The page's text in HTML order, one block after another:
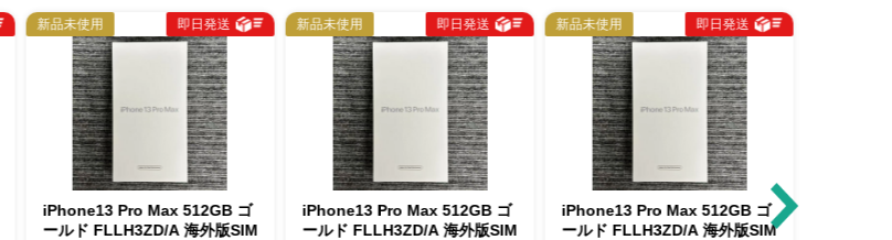
新品未使用 即日発送
iPhone13 Pro Max 512GB ゴ
ールド FLLH3ZD/A 海外版SIM
新品未使用 即日発送
iPhone13 Pro Max 512GB ゴ
ールド FLLH3ZD/A 海外版SIM
新品未使用 即日発送
iPhone13 Pro Max 512GB ゴ
ールド FLLH3ZD/A 海外版SIM